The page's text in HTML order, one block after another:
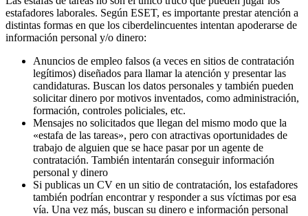
estafadores laborales. Según ESET, es importante prestar atención a
distintas formas en que los ciberdelincuentes intentan apoderarse de
información personal y/o dinero:
Anuncios de empleo falsos (a veces en sitios de contratación
legítimos) diseñados para llamar la atención y presentar las
candidaturas. Buscan los datos personales y también pueden
solicitar dinero por motivos inventados, como administración,
formación, controles policiales, etc.
Mensajes no solicitados que llegan del mismo modo que la
«estafa de las tareas», pero con atractivas oportunidades de
trabajo de alguien que se hace pasar por un agente de
contratación. También intentarán conseguir información
personal y dinero
Si publicas un CV en un sitio de contratación, los estafadores
también podrían encontrar y responder a sus víctimas por esa
vía. Una vez más, buscan su dinero e información personal